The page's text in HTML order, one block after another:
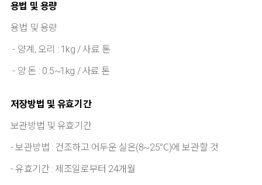
용법 및 용량
용법 및 용량
- 양계, 오리 : 1kg / 사료 톤
- 양 돈 : 0.5~1kg / 사료 톤
저장방법 및 유효기간
보관방법 및 유효기간
- 보관방법 : 건조하고 어두운 실온(8~25℃)에 보관할 것
- 유효기간 : 제조일로부터 24개월